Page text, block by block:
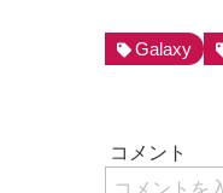
Galaxy